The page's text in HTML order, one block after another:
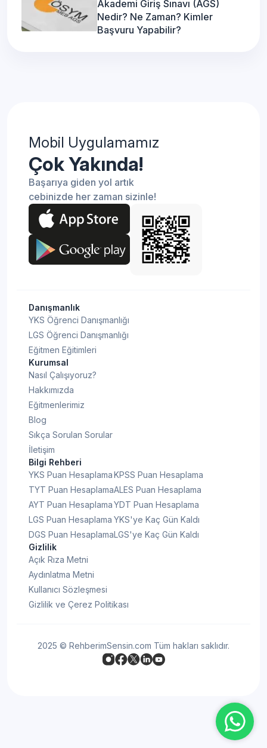
Akademi Giriş Sınavı (AGS)
Nedir? Ne Zaman? Kimler
Başvuru Yapabilir?
Mobil Uygulamamız
Çok Yakında!
Başarıya giden yol artık
cebinizde her zaman sizinle!
Danışmanlık
YKS Öğrenci Danışmanlığı
LGS Öğrenci Danışmanlığı
Eğitmen Eğitimleri
Kurumsal
Nasıl Çalışıyoruz?
Hakkımızda
Eğitmenlerimiz
Blog
Sıkça Sorulan Sorular
İletişim
Bilgi Rehberi
YKS Puan Hesaplama
TYT Puan Hesaplama
AYT Puan Hesaplama
LGS Puan Hesaplama
DGS Puan Hesaplama
KPSS Puan Hesaplama
ALES Puan Hesaplama
YDT Puan Hesaplama
YKS'ye Kaç Gün Kaldı
LGS'ye Kaç Gün Kaldı
Gizlilik
Açık Rıza Metni
Aydınlatma Metni
Kullanıcı Sözleşmesi
Gizlilik ve Çerez Politikası
2025 © RehberimSensin.com Tüm hakları saklıdır.